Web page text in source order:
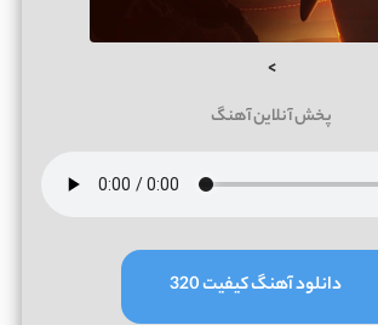
>
پخش آنلاین آهنگ
دانلود آهنگ کیفیت 320